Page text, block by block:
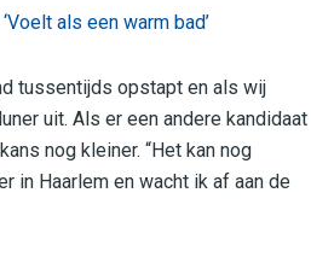
als een warm bad’
tussentijds opstapt en als wij
uit. Als er een andere kandidaat
nog kleiner. “Het kan nog
in Haarlem en wacht ik af aan de